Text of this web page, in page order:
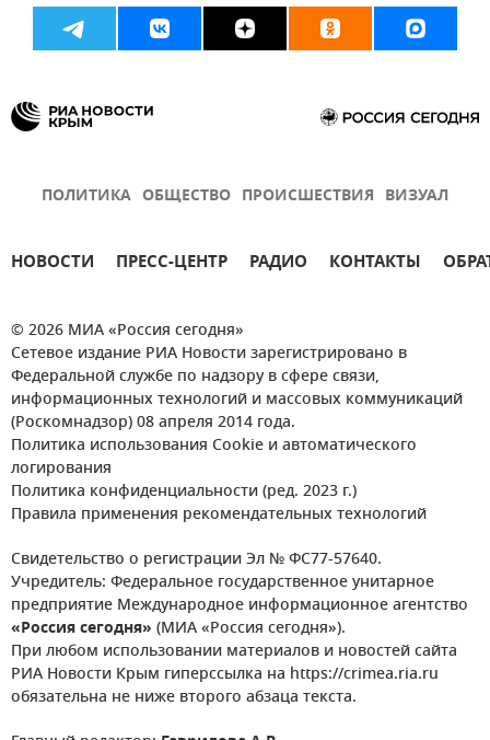
ПОЛИТИКА ОБЩЕСТВО ПРОИСШЕСТВИЯ ВИЗУАЛ
НОВОСТИ ПРЕСС-ЦЕНТР РАДИО КОНТАКТЫ
© 2026 МИА «Россия сегодня»
Сетевое издание РИА Новости зарегистрировано в
Федеральной службе по надзору в сфере связи,
информационных технологий и массовых коммуникаций
(Роскомнадзор) 08 апреля 2014 года.
Политика использования Cookie и автоматического
логирования
Политика конфиденциальности (ред. 2023 г.)
Правила применения рекомендательных технологий
Свидетельство о регистрации Эл № ФС77-57640.
Учредитель: Федеральное государственное унитарное
предприятие Международное информационное агентство
«Россия сегодня» (МИА «Россия сегодня»).
При любом использовании материалов и новостей сайта
РИА Новости Крым гиперссылка на https://crimea.ria.ru
обязательна не ниже второго абзаца текста.